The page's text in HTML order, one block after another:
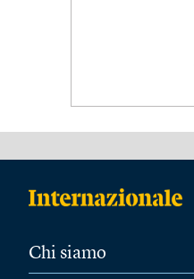
Chi siamo